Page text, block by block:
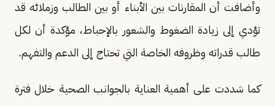
وأضافت أن المقارنات بين الأبناء أو بين الطالب وزملائه قد
تؤدي إلى زيادة الضغوط والشعور بالإحباط، مؤكدة أن لكل
طالب قدراته وظروفه الخاصة التي تحتاج إلى الدعم والتفهم.
كما شددت على أهمية العناية بالجوانب الصحية خلال فترة